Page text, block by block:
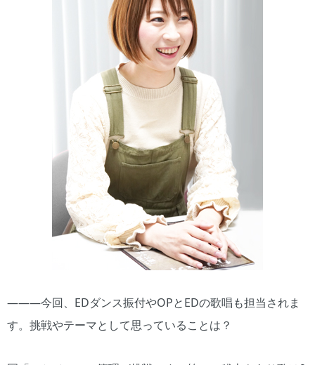
―――今回、EDダンス振付やOPとEDの歌唱も担当されま
す。挑戦やテーマとして思っていることは？